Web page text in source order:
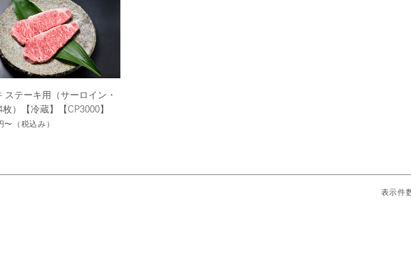
ステーキ用（サーロイン・
枚）【冷蔵】【CP3000】
〜 （税込み）
表示件